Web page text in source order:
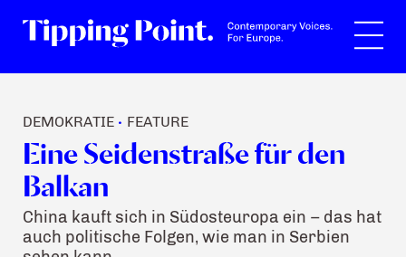
DEMOKRATIE • FEATURE
Eine Seidenstraße für den
Balkan
China kauft sich in Südosteuropa ein – das hat
auch politische Folgen, wie man in Serbien